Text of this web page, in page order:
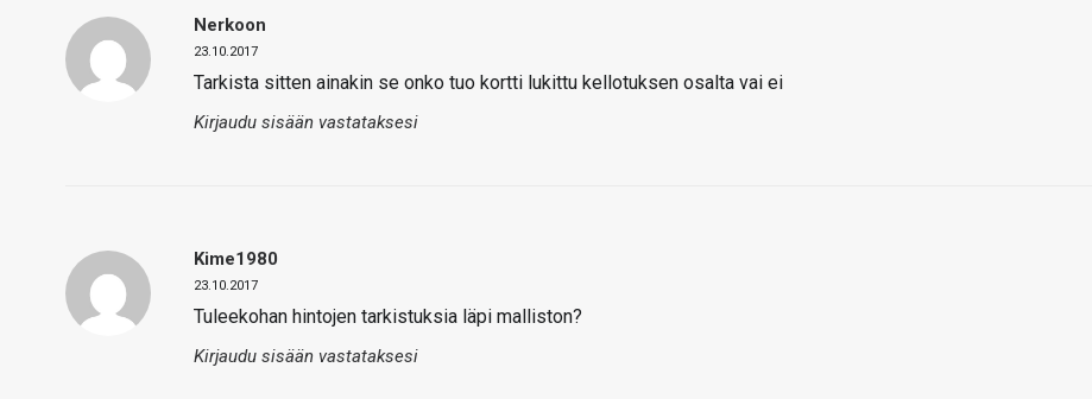
Nerkoon
23.10.2017
Tarkista sitten ainakin se onko tuo kortti lukittu kellotuksen osalta vai ei
Kirjaudu sisään vastataksesi
Kime1980
23.10.2017
Tuleekohan hintojen tarkistuksia läpi malliston?
Kirjaudu sisään vastataksesi